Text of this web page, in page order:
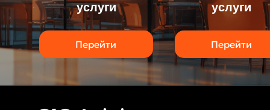
услуги
Перейти
услуги
Перейти